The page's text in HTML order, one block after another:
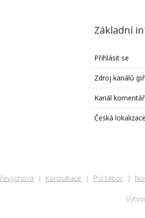
Základní
Přihlásit se
Zdroj kanálů
Kanál
Česká lokalizace
Konzultace Psí tábor